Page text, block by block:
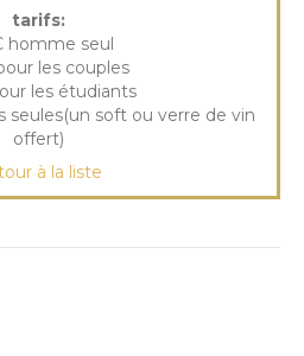
tarifs:
homme seul
les couples
les étudiants
soft ou verre de vin
offert)
à la liste